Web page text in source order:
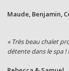
Maude, Benjamin,
« Très beau chalet
détente dans le spa !